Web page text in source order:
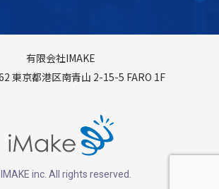
有限会社IMAKE
東京都港区南青山 2-15-5 FARO 1F
inc. All rights reserved.